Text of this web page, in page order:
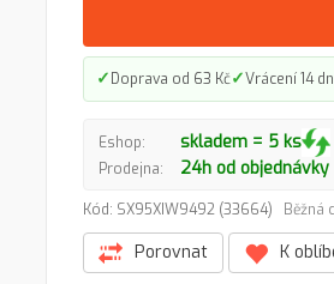
✓Doprava od 63 Kč✓Vrácení 14
Eshop: skladem = 5 ks
Prodejna: 24h od objednávky
Kód: SX95XIW9492 (33664) Běžná
Porovnat K